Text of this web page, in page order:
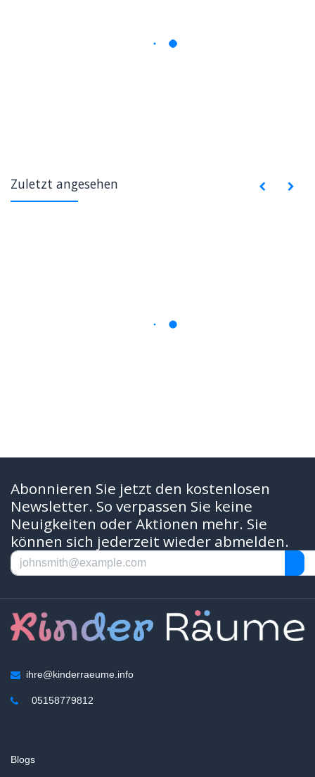
Zuletzt angesehen
Abonnieren Sie jetzt den kostenlosen
Newsletter. So verpassen Sie keine
Neuigkeiten oder Aktionen mehr. Sie
können sich jederzeit wieder abmelden.
ihre@kinderraeume.info
05158779812
Blogs